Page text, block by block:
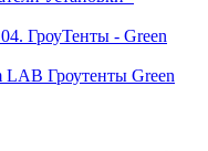
04. ГроуТенты - Green
Гроутенты Green